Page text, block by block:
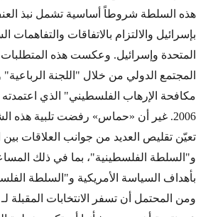
هذه السلطة شروطاً أساسية تشمل نبذ
بإسرائيل والالتزام بالاتفاقات والتفاهمات
المتحدة وإسرائيل. وعكست هذه
المجتمع الدولي من خلال "اللجنة
مكافحة الإرهاب الفلسطيني" الذي اعتمدته
2006. غير أن «حماس» رفضت تلبية هذه
تعيّن تقليص العديد من جوانب العلاقات بين
و"السلطة الفلسطينية"، بما في ذلك
بأهداف السياسة الأمريكية و"السلطة
ومن المحتمل أن تسفر الانتخابات المقبلة